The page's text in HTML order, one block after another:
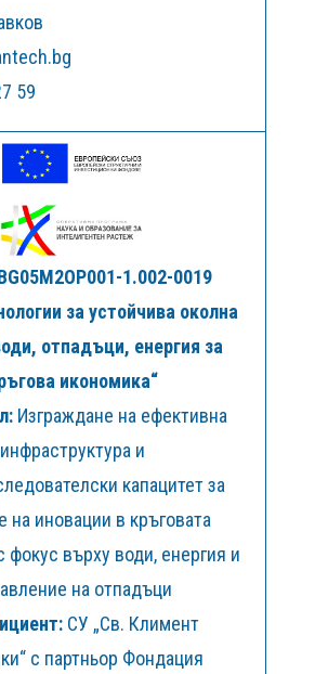
59
1.002-0019
за устойчива околна
отпадъци, енергия за
икономика“
Изграждане на ефективна
инфраструктура и
капацитет за
на иновации в кръговата
фокус върху води, енергия и
на отпадъци
СУ „Св. Климент
с партньор Фондация